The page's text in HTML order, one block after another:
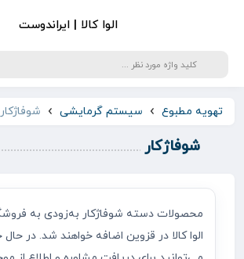
الوا کالا | ایراندوست
تهویه مطبوع سیستم گرمایشی شوفاژکار
شوفاژکار
محصولات دسته شوفاژکار به‌زودی به
الوا کالا در قزوین اضافه خواهند شد. در حال